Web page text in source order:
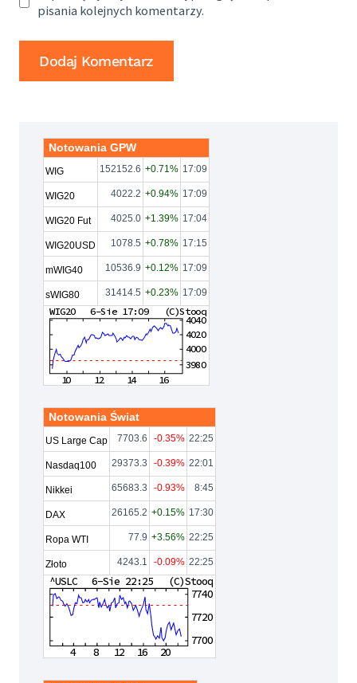
pisania kolejnych komentarzy.
Notowania GPW
WIG 152152.6 +0.71% 17:09
WIG20 4022.2 +0.94% 17:09
WIG20 Fut 4025.0 +1.39% 17:04
WIG20USD 1078.5 +0.78% 17:15
mWIG40 10536.9 +0.12% 17:09
sWIG80 31414.5 +0.23% 17:09
Notowania Świat
US Large Cap 7703.6 -0.35% 22:25
Nasdaq100 29373.3 -0.39% 22:01
Nikkei 65683.3 -0.93% 8:45
DAX 26165.2 +0.15% 17:30
Ropa WTI 77.9 +3.56% 22:25
Złoto 4243.1 -0.09% 22:25